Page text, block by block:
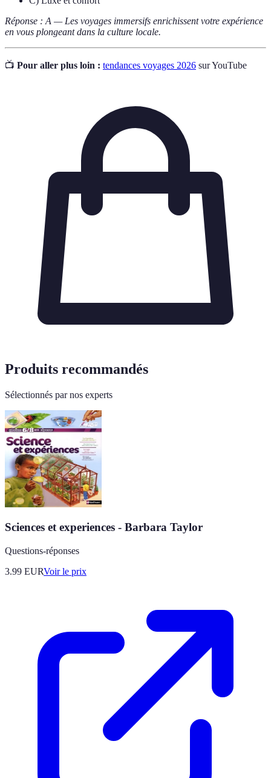
Réponse : A — Les voyages immersifs enrichissent votre expérience
en vous plongeant dans la culture locale.
📺 Pour aller plus loin : tendances voyages 2026 sur YouTube
Produits recommandés
Sélectionnés par nos experts
Sciences et experiences - Barbara Taylor
Questions-réponses
3.99 EURVoir le prix